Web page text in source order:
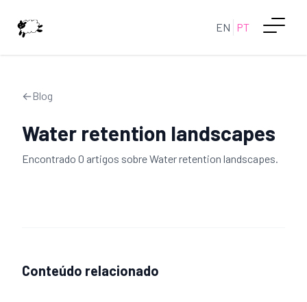
EN PT
←Blog
Water retention landscapes
Encontrado 0 artigos sobreWater retention landscapes.
Conteúdo relacionado